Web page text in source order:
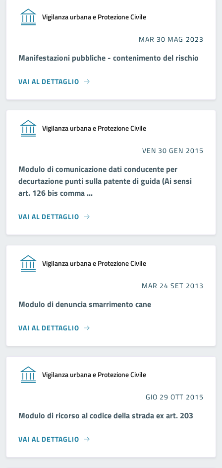
Vigilanza urbana e Protezione Civile
MAR 30 MAG 2023
Manifestazioni pubbliche - contenimento del rischio
VAI AL DETTAGLIO
Vigilanza urbana e Protezione Civile
VEN 30 GEN 2015
Modulo di comunicazione dati conducente per
decurtazione punti sulla patente di guida (Ai sensi
art. 126 bis comma ...
VAI AL DETTAGLIO
Vigilanza urbana e Protezione Civile
MAR 24 SET 2013
Modulo di denuncia smarrimento cane
VAI AL DETTAGLIO
Vigilanza urbana e Protezione Civile
GIO 29 OTT 2015
Modulo di ricorso al codice della strada ex art. 203
VAI AL DETTAGLIO